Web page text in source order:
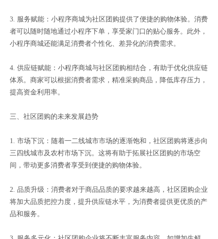
3. 服务赋能：小程序商城为社区团购提供了便捷的购物体验。消费
者可以随时随地通过小程序下单，享受家门口的贴心服务。此外，
小程序商城还能满足消费者个性化、差异化的消费需求。
4. 供应链赋能：小程序商城与社区团购相结合，有助于优化供应链
体系。商家可以根据消费者需求，精准采购商品，降低库存压力，
提高资金利用率。
三、社区团购的未来发展趋势
1. 市场下沉：随着一二线城市市场的逐渐饱和，社区团购将逐步向
三四线城市及农村市场下沉。这将有助于拓展社区团购的市场空
间，带动更多消费者享受到便捷的购物体验。
2. 品质升级：消费者对于商品品质的要求越来越高，社区团购企业
将加大品质把控力度，提升供应链水平，为消费者提供更优质的产
品和服务。